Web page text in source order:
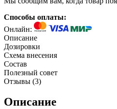
Способы оплаты:
Онлайн:
Описание
Дозировки
Схема внесения
Состав
Полезный совет
Отзывы (3)
Описание